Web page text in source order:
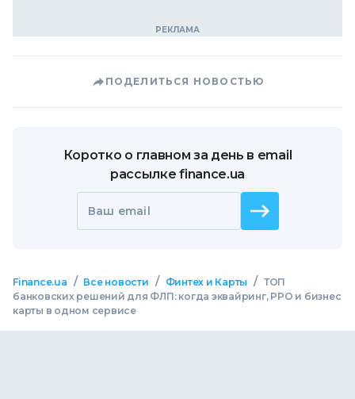
ПОДЕЛИТЬСЯ НОВОСТЬЮ
Коротко о главном за день в email
рассылке finance.ua
Ваш email
Finance.ua / Все новости / Финтех и Карты / ТОП
банковских решений для ФЛП: когда эквайринг, РРО и бизнес
карты в одном сервисе